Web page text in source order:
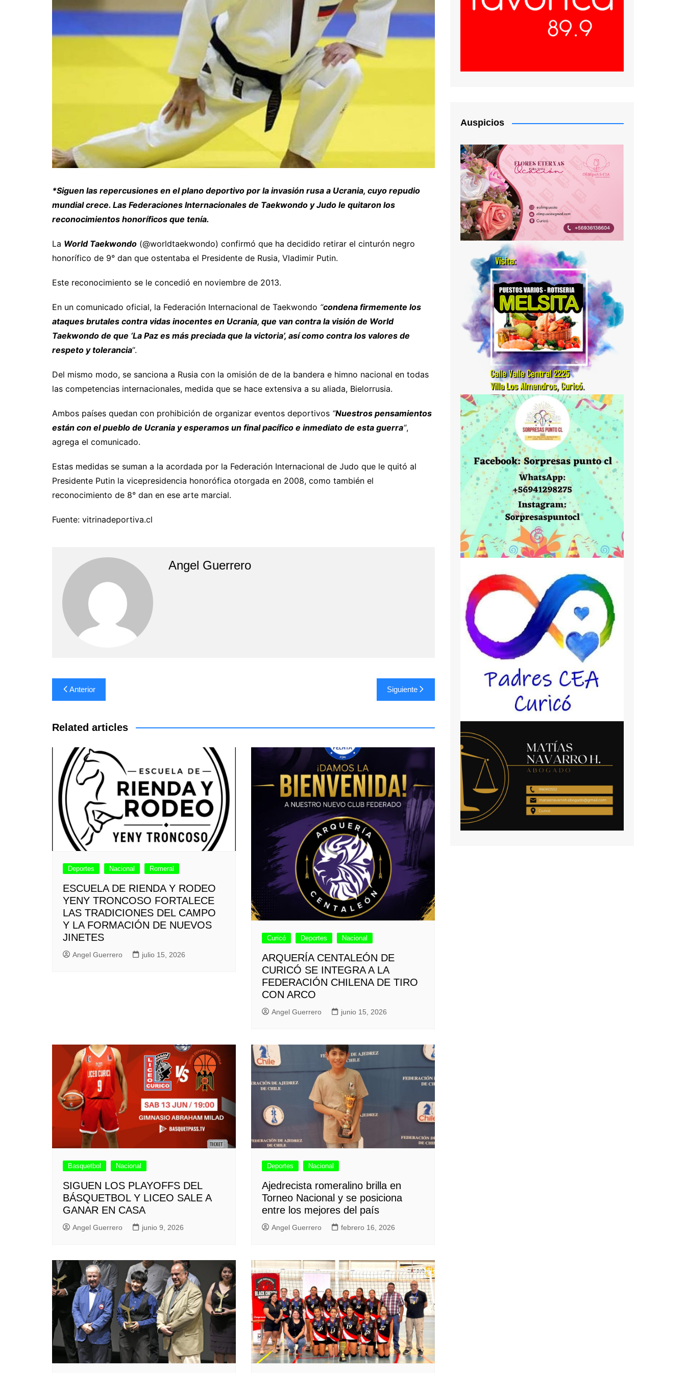
*Siguen las repercusiones en el plano deportivo por la invasión rusa a Ucrania, cuyo repudio
mundial crece. Las Federaciones Internacionales de Taekwondo y Judo le quitaron los
reconocimientos honoríficos que tenía.
La World Taekwondo (@worldtaekwondo) confirmó que ha decidido retirar el cinturón negro
honorífico de 9° dan que ostentaba el Presidente de Rusia, Vladimir Putin.
Este reconocimiento se le concedió en noviembre de 2013.
En un comunicado oficial, la Federación Internacional de Taekwondo “condena firmemente los
ataques brutales contra vidas inocentes en Ucrania, que van contra la visión de World
Taekwondo de que ‘La Paz es más preciada que la victoria’, así como contra los valores de
respeto y tolerancia“.
Del mismo modo, se sanciona a Rusia con la omisión de de la bandera e himno nacional en todas
las competencias internacionales, medida que se hace extensiva a su aliada, Bielorrusia.
Ambos países quedan con prohibición de organizar eventos deportivos “Nuestros pensamientos
están con el pueblo de Ucrania y esperamos un final pacífico e inmediato de esta guerra“,
agrega el comunicado.
Estas medidas se suman a la acordada por la Federación Internacional de Judo que le quitó al
Presidente Putin la vicepresidencia honorófica otorgada en 2008, como también el
reconocimiento de 8° dan en ese arte marcial.
Fuente: vitrinadeportiva.cl
Angel Guerrero
Navegación
de
entradas
Anterior Siguiente
Related articles
Deportes Nacional Romeral
ESCUELA DE RIENDA Y RODEO
YENY TRONCOSO FORTALECE
LAS TRADICIONES DEL CAMPO
Y LA FORMACIÓN DE NUEVOS
JINETES
Angel Guerrero julio 15, 2026
Curicó Deportes Nacional
ARQUERÍA CENTALEÓN DE
CURICÓ SE INTEGRA A LA
FEDERACIÓN CHILENA DE TIRO
CON ARCO
Angel Guerrero junio 15, 2026
Basquetbol Nacional
SIGUEN LOS PLAYOFFS DEL
BÁSQUETBOL Y LICEO SALE A
GANAR EN CASA
Angel Guerrero junio 9, 2026
Deportes Nacional
Ajedrecista romeralino brilla en
Torneo Nacional y se posiciona
entre los mejores del país
Angel Guerrero febrero 16, 2026
Auspicios